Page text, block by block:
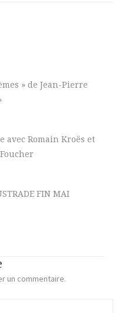
» de Jean-Pierre
avec Romain Kroës et
FIN MAI
un commentaire.